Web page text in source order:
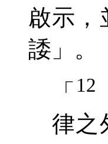
啟示，
諉 」 。
「 12
律之